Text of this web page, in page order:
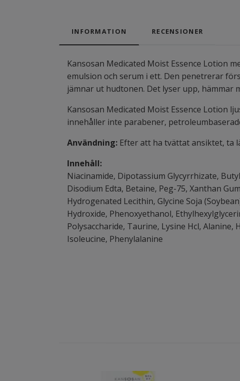
INFORMATION RECENSIONER
Kansosan Medicated Moist Essence Lotion
emulsion och serum i ett. Den penetrerar
jämnar ut hudtonen. Det lyser upp, hämmar
Kansosan Medicated Moist Essence Lotion
innehåller inte parabener,
Användning: Efter att ha tvättat ansiktet, ta
Innehåll:
Niacinamide, Dipotassium Glycyrrhizate,
Disodium Edta, Betaine, Peg-75, Xanthan
Hydrogenated Lecithin, Glycine Soja
Hydroxide, Phenoxyethanol,
Polysaccharide, Taurine, Lysine Hcl,
Isoleucine, Phenylalanine